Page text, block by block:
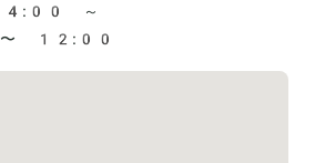
～
〜 12:00